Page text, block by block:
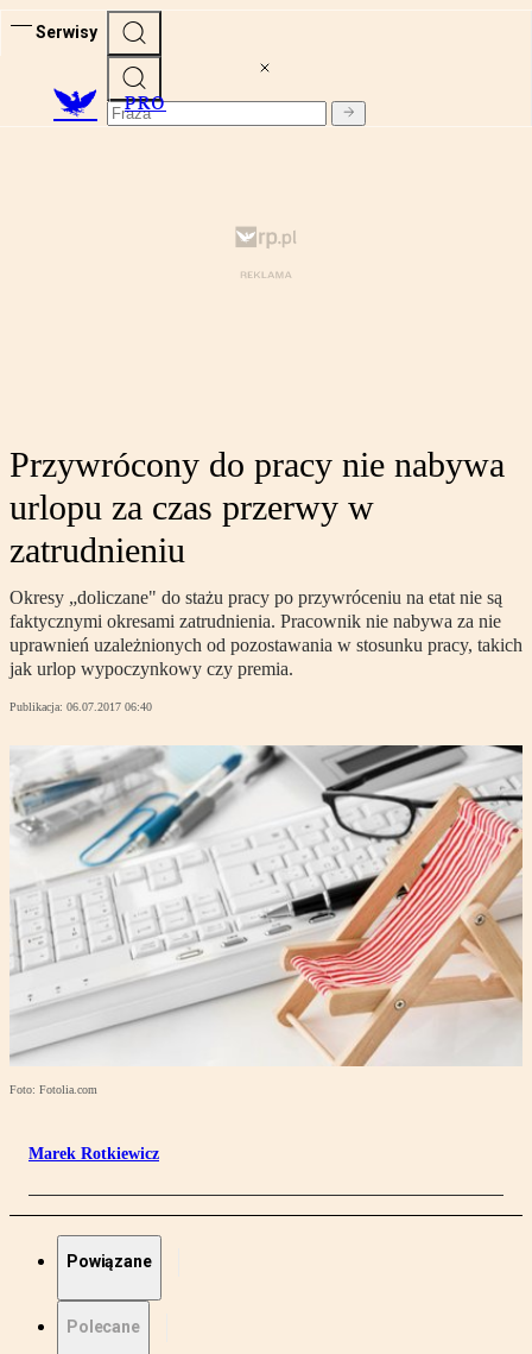
Serwisy
PRO
Przywrócony do pracy nie nabywa
urlopu za czas przerwy w
zatrudnieniu
Okresy „doliczane" do stażu pracy po przywróceniu na etat nie są
faktycznymi okresami zatrudnienia. Pracownik nie nabywa za nie
uprawnień uzależnionych od pozostawania w stosunku pracy, takich
jak urlop wypoczynkowy czy premia.
Publikacja: 06.07.2017 06:40
Foto: Fotolia.com
Marek Rotkiewicz
Powiązane
Polecane